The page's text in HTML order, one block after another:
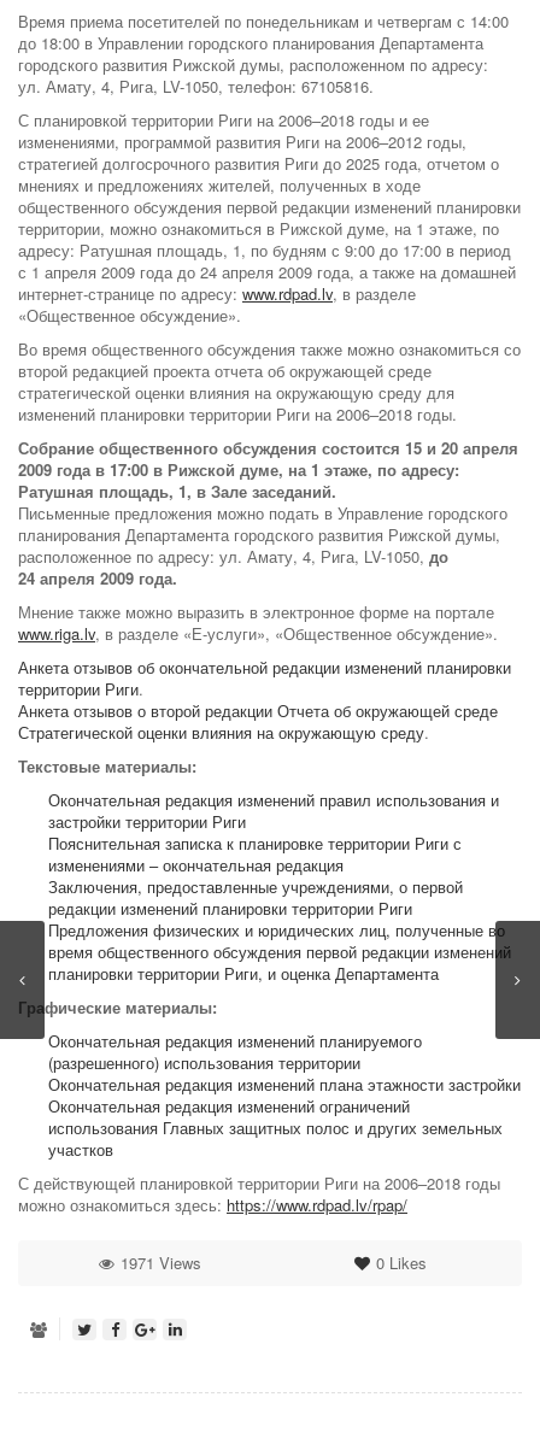
Время приема посетителей по понедельникам и четвергам с 14:00
до 18:00 в Управлении городского планирования Департамента
городского развития Рижской думы, расположенном по адресу:
ул. Амату, 4, Рига, LV-1050, телефон: 67105816.
С планировкой территории Риги на 2006–2018 годы и ее
изменениями, программой развития Риги на 2006–2012 годы,
стратегией долгосрочного развития Риги до 2025 года, отчетом о
мнениях и предложениях жителей, полученных в ходе
общественного обсуждения первой редакции изменений планировки
территории, можно ознакомиться в Рижской думе, на 1 этаже, по
адресу: Ратушная площадь, 1, по будням с 9:00 до 17:00 в период
с 1 апреля 2009 года до 24 апреля 2009 года, а также на домашней
интернет-странице по адресу: www.rdpad.lv, в разделе
«Общественное обсуждение».
Во время общественного обсуждения также можно ознакомиться со
второй редакцией проекта отчета об окружающей среде
стратегической оценки влияния на окружающую среду для
изменений планировки территории Риги на 2006–2018 годы.
Собрание общественного обсуждения состоится 15 и 20 апреля
2009 года в 17:00 в Рижской думе, на 1 этаже, по адресу:
Ратушная площадь, 1, в Зале заседаний.
Письменные предложения можно подать в Управление городского
планирования Департамента городского развития Рижской думы,
расположенное по адресу: ул. Амату, 4, Рига, LV-1050, до
24 апреля 2009 года.
Мнение также можно выразить в электронное форме на портале
www.riga.lv, в разделе «Е-услуги», «Общественное обсуждение».
Анкета отзывов об окончательной редакции изменений планировки
территории Риги.
Анкета отзывов о второй редакции Отчета об окружающей среде
Стратегической оценки влияния на окружающую среду.
Текстовые материалы:
Окончательная редакция изменений правил использования и
застройки территории Риги
Пояснительная записка к планировке территории Риги с
изменениями – окончательная редакция
Заключения, предоставленные учреждениями, о первой
редакции изменений планировки территории Риги
Предложения физических и юридических лиц, полученные во
время общественного обсуждения первой редакции изменений
планировки территории Риги, и оценка Департамента
Графические материалы:
Окончательная редакция изменений планируемого
(разрешенного) использования территории
Окончательная редакция изменений плана этажности застройки
Окончательная редакция изменений ограничений
использования Главных защитных полос и других земельных
участков
С действующей планировкой территории Риги на 2006–2018 годы
можно ознакомиться здесь: https://www.rdpad.lv/rpap/
0Likes
1971 Views